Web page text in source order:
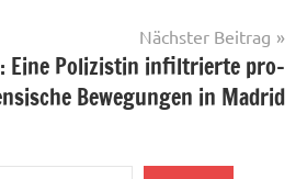
Nächster Beitrag
Eine Polizistin infiltrierte pro-
Bewegungen in Madrid